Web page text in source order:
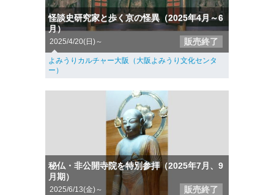
怪談史研究家と歩く京の怪異（2025年4月～6
月）
2025/4/20(日)～ 販売終了
よみうりカルチャー大阪（大阪よみうり文化センタ
ー）
秘仏・非公開寺院を特別参拝（2025年7月、9
月期）
2025/6/13(金)～ 販売終了